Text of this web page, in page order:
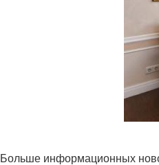
Больше информационных